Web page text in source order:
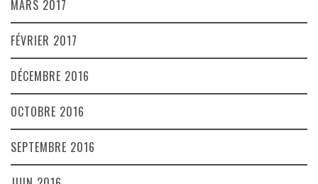
MARS 2017
FÉVRIER 2017
DÉCEMBRE 2016
OCTOBRE 2016
SEPTEMBRE 2016